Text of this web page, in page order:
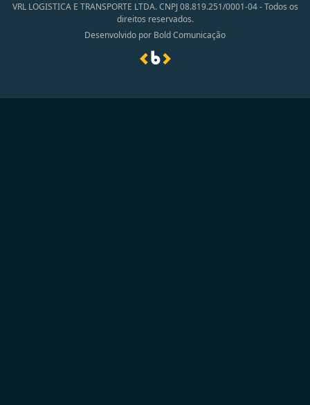
VRL LOGISTICA E TRANSPORTE LTDA. CNPJ 08.819.251/0001-04 - Todos os
direitos reservados.
Desenvolvido por Bold Comunicação